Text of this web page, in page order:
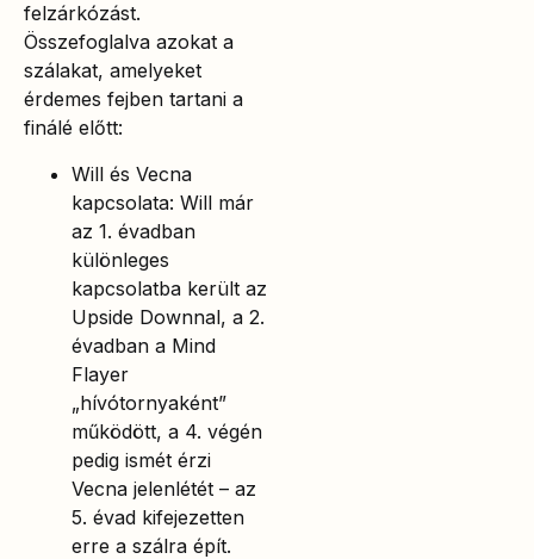
felzárkózást.
Összefoglalva azokat a
szálakat, amelyeket
érdemes fejben tartani a
finálé előtt:
Will és Vecna
kapcsolata: Will már
az 1. évadban
különleges
kapcsolatba került az
Upside Downnal, a 2.
évadban a Mind
Flayer
„hívótornyaként”
működött, a 4. végén
pedig ismét érzi
Vecna jelenlétét – az
5. évad kifejezetten
erre a szálra épít.